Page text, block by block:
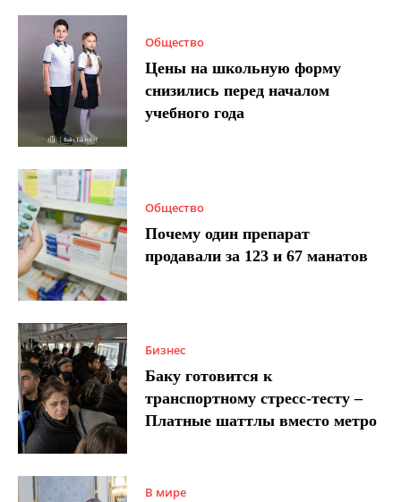
Общество
Цены на школьную форму
снизились перед началом
учебного года
Общество
Почему один препарат
продавали за 123 и 67 манатов
Бизнес
Баку готовится к
транспортному стресс-тесту –
Платные шаттлы вместо метро
В мире